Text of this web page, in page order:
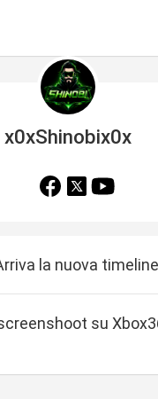
x0xShinobix0x
la nuova timeline
su